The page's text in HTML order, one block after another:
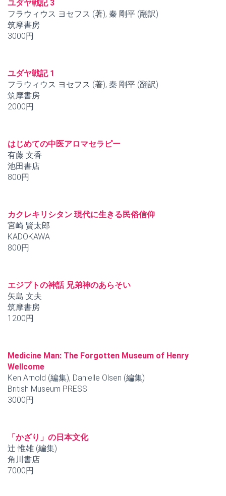
ユダヤ戦記 3
フラウィウス ヨセフス (著), 秦 剛平 (翻訳)
筑摩書房
3000円
ユダヤ戦記 1
フラウィウス ヨセフス (著), 秦 剛平 (翻訳)
筑摩書房
2000円
はじめての中医アロマセラピー
有藤 文香
池田書店
800円
カクレキリシタン 現代に生きる民俗信仰
宮崎 賢太郎
KADOKAWA
800円
エジプトの神話 兄弟神のあらそい
矢島 文夫
筑摩書房
1200円
Medicine Man: The Forgotten Museum of Henry
Wellcome
Ken Arnold (編集), Danielle Olsen (編集)
British Museum PRESS
3000円
「かざり」の日本文化
辻 惟雄 (編集)
角川書店
7000円